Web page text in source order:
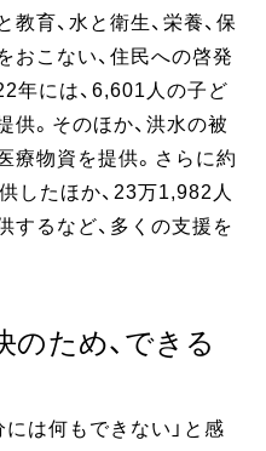
育、水と衛生、栄養、保
おこない、住民への啓発
年には、6,601人の子ど
供。そのほか、洪水の被
療物資を提供。さらに約
したほか、23万1,982人
するなど、多くの支援を
のため、できる
は何もできない」と感